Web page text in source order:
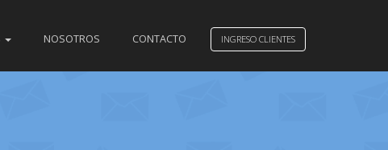
INGRESO CLIENTES
NOSOTROS CONTACTO